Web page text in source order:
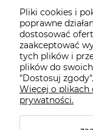
Płatności i
Informacje
O nas
Pliki cookies i
poprawne
dostosować
zaakceptować
tych plików i
plików do
"Dostosuj zgody".
Więcej o plikach
prywatności.